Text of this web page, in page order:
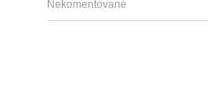
Nekomentované